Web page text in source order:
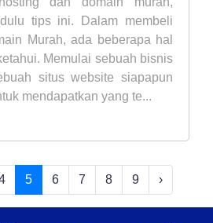
tips ini. Dalam membeli
Murah, ada beberapa hal
Memulai sebuah bisnis
situs website siapapun
mendapatkan yang te...
5 6 7 8 9 ›